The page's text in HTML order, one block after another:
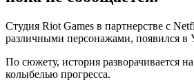
Студия Riot Games в партнерстве с
различными персонажами, появился в
По сюжету, история разворачивается
колыбелью прогресса.